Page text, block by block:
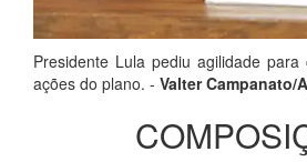
Presidente Lula pediu agilidade
ações do plano. - Valter Campanato/